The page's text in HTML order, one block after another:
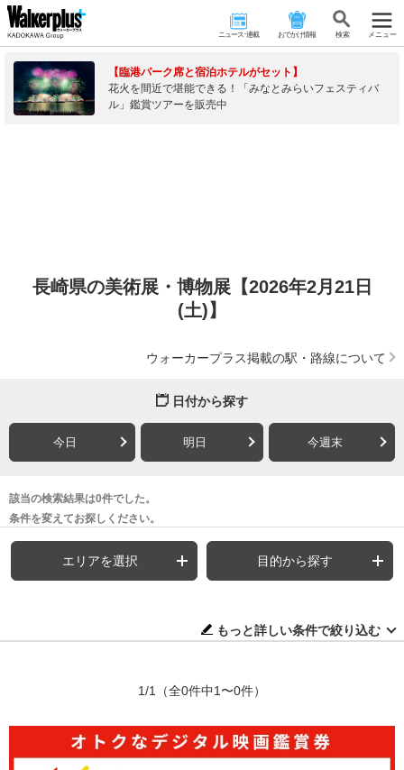
ニュース･連載 おでかけ情報 検 索 メニュー
【臨港パーク席と宿泊ホテルがセット】
花火を間近で堪能できる！「みなとみらいフェスティバ
ル」鑑賞ツアーを販売中
長崎県の美術展・博物展【2026年2月21日
(土)】
ウォーカープラス掲載の駅・路線について
日付から探す
今日 明日 今週末
該当の検索結果は0件でした。
条件を変えてお探しください。
エリアを選択 目的から探す
もっと詳しい条件で絞り込む
1/1 （全0件中1〜0件）